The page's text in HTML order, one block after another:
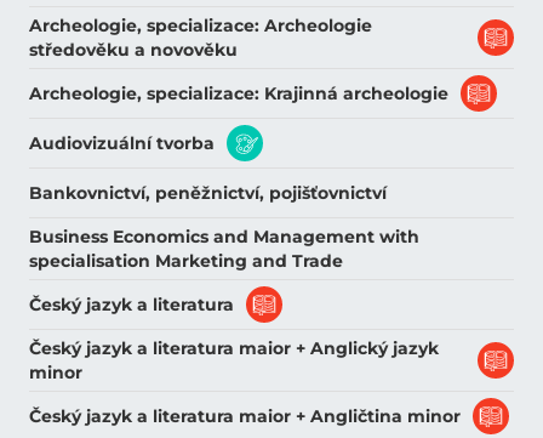
Archeologie, specializace: Archeologie
středověku a novověku
Archeologie, specializace: Krajinná archeologie
Audiovizuální tvorba
Bankovnictví, peněžnictví, pojišťovnictví
Business Economics and Management with
specialisation Marketing and Trade
Český jazyk a literatura
Český jazyk a literatura maior + Anglický jazyk
minor
Český jazyk a literatura maior + Angličtina minor